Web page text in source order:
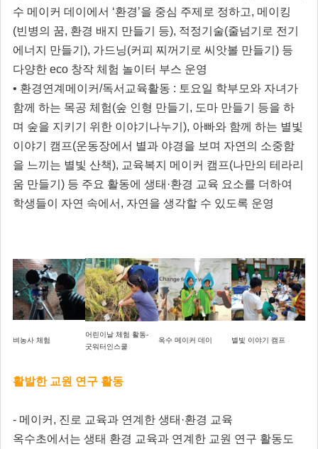
수 메이커 데이에서 ‘환경’을 중심 주제로 정하고, 메이킹
(빈병의 꿈, 환경 배지 만들기 등), 적정기술(줄넘기로 전기
에너지 만들기), 가드닝(커피 찌꺼기로 씨앗볼 만들기) 등
다양한 eco 창작 체험 놀이터 부스 운영
• 환경연계메이커/독서교육활동 : 토요일 학부모와 자녀가
함께 하는 목공 체험(숲 인형 만들기, 도마 만들기 등을 하
며 숲을 지키기 위한 이야기나누기), 아빠와 함께 하는 별빛
이야기 캠프(운동장에서 별과 야경을 보며 자연의 소중함
을 느끼는 별빛 산책), 교육복지 메이커 캠프(나만의 테라리
움 만들기) 등 주요 활동에 생태·환경 교육 요소를 더하여
학생들이 자연 속에서, 자연을 생각할 수 있도록 운영
벼농사 체험
어린이날 체험 활동-
굿워터인스쿨
옥수 메이커 데이 별빛 이야기 캠프
활발한 교원 연구 활동
- 메이커, 진로 교육과 연계한 생태·환경 교육
옥수초에서는 생태 환경 교육과 연계한 교원 연구 활동도